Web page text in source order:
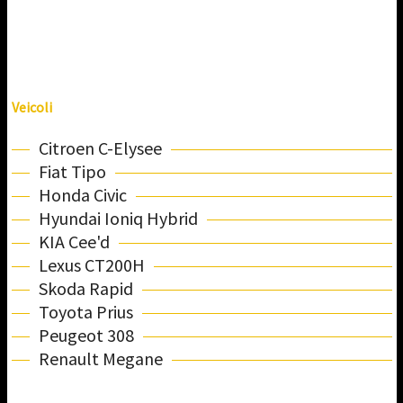
Veicoli
Citroen C-Elysee
Fiat Tipo
Honda Civic
Hyundai Ioniq Hybrid
KIA Cee'd
Lexus CT200H
Skoda Rapid
Toyota Prius
Peugeot 308
Renault Megane